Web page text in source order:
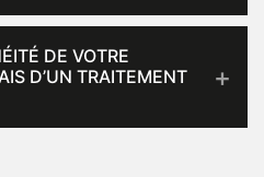
DE VOTRE
D’UN TRAITEMENT